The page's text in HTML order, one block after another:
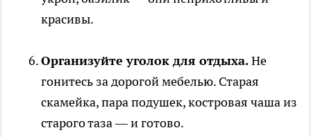
красивы.
Организуйте уголок для отдыха.Не
гонитесь за дорогой мебелью. Старая
скамейка, пара подушек, костровая чаша из
старого таза — и готово.